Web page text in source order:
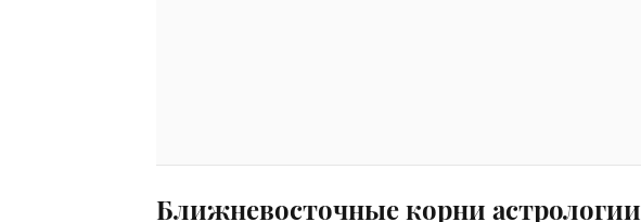
Ближневосточные корни астрологии